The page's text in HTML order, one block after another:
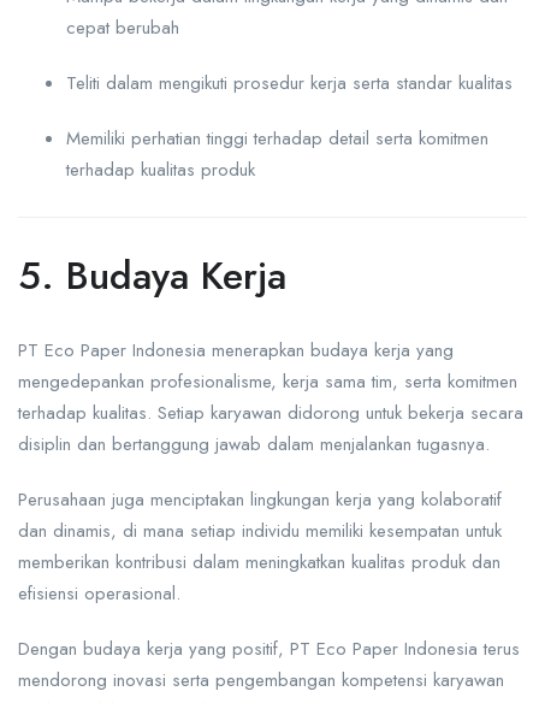
cepat berubah
Teliti dalam mengikuti prosedur kerja serta standar kualitas
Memiliki perhatian tinggi terhadap detail serta komitmen
terhadap kualitas produk
5. Budaya Kerja
PT Eco Paper Indonesia menerapkan budaya kerja yang
mengedepankan profesionalisme, kerja sama tim, serta komitmen
terhadap kualitas. Setiap karyawan didorong untuk bekerja secara
disiplin dan bertanggung jawab dalam menjalankan tugasnya.
Perusahaan juga menciptakan lingkungan kerja yang kolaboratif
dan dinamis, di mana setiap individu memiliki kesempatan untuk
memberikan kontribusi dalam meningkatkan kualitas produk dan
efisiensi operasional.
Dengan budaya kerja yang positif, PT Eco Paper Indonesia terus
mendorong inovasi serta pengembangan kompetensi karyawan